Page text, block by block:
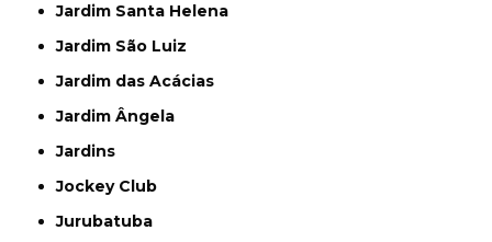
Jardim Santa Helena
Jardim São Luiz
Jardim das Acácias
Jardim Ângela
Jardins
Jockey Club
Jurubatuba